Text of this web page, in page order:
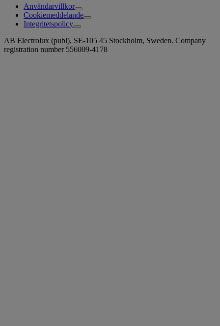
Användarvillkor
Cookiemeddelande
Integritetspolicy
AB Electrolux (publ), SE-105 45 Stockholm, Sweden. Company
registration number 556009-4178